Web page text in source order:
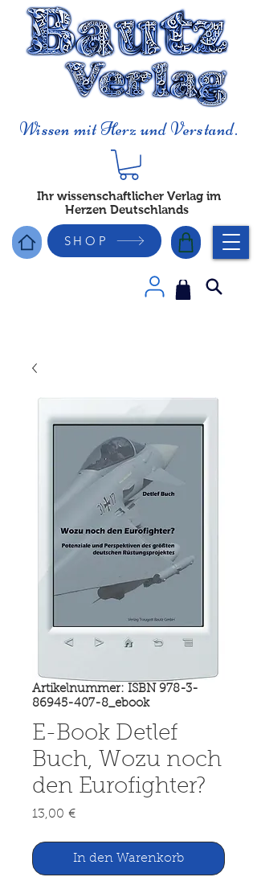
Wissen mit Herz und Verstand.
Ihr wissenschaftlicher Verlag im
Herzen Deutschlands
SHOP
Artikelnummer: ISBN 978-3-
86945-407-8_ebook
E-Book Detlef
Buch, Wozu noch
den Eurofighter?
13,00 €Preis
In den Warenkorb